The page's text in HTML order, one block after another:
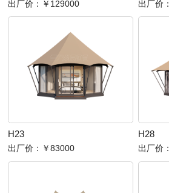
出厂价： ￥129000 出厂价：
H23
出厂价： ￥83000
H28
出厂价：